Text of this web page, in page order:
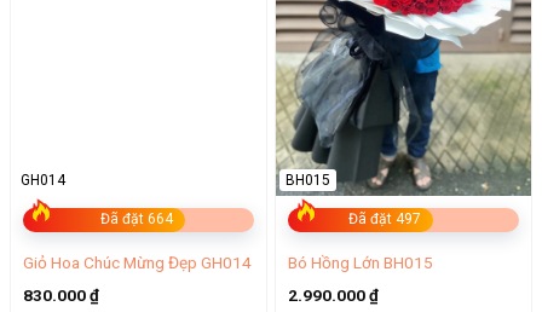
Đã đặt 664
GH014
Giỏ Hoa Chúc Mừng Đẹp GH014
830.000₫
Đã đặt 497
BH015
Bó Hồng Lớn BH015
2.990.000₫